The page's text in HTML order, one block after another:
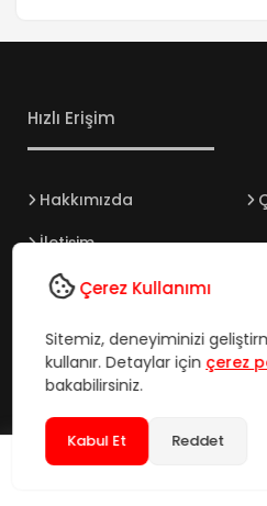
Hızlı Erişim
Hakkımızda
İletişim
Künye
SSS
Gizlilik Politikası
Yazılar
Çerez Kullanımı
Sitemiz, deneyiminizi
kullanır. Detaylar için çerez
bakabilirsiniz.
Kabul Et Reddet